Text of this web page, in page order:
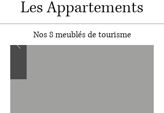
Les Appartements
Nos 8 meublés de tourisme